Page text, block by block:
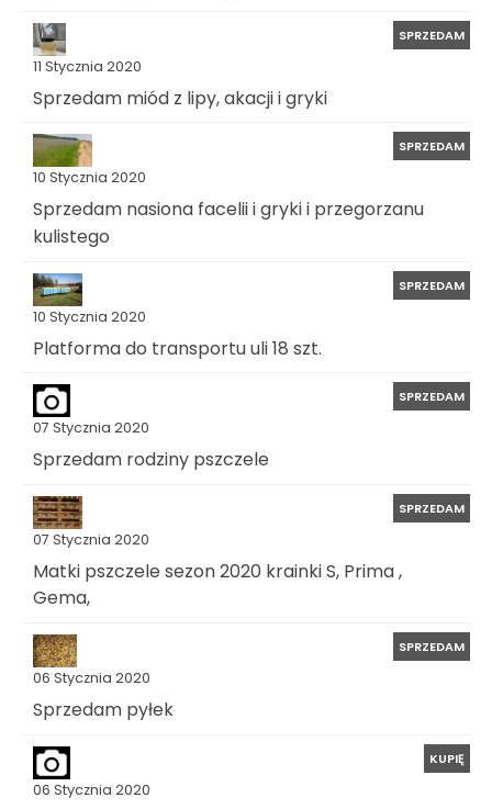
11 Stycznia 2020
SPRZEDAM
Sprzedam miód z lipy, akacji i gryki
10 Stycznia 2020
SPRZEDAM
Sprzedam nasiona facelii i gryki i przegorzanu
kulistego
10 Stycznia 2020
SPRZEDAM
Platforma do transportu uli 18 szt.
07 Stycznia 2020
SPRZEDAM
Sprzedam rodziny pszczele
07 Stycznia 2020
SPRZEDAM
Matki pszczele sezon 2020 krainki S, Prima ,
Gema,
06 Stycznia 2020
SPRZEDAM
Sprzedam pyłek
06 Stycznia 2020
KUPIĘ